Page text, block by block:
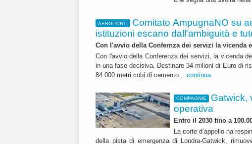
AEROPORTI
Comitato AmpugnaNO su
istituzioni escano dall'ambiguità e
Con l'avvio della Confernza dei servizi la vicenda
Con l'avvio della Conferenza dei servizi, la vicenda
in una fase decisiva. Destinare 34 milioni di Euro di
84.000 metri cubi di cemento... continua
COMPAGNIE
Gatwick,
operativa
Entro il 2030 fino a
La corte d’appello ha
della pista di emergenza di Londra-Gatwick,